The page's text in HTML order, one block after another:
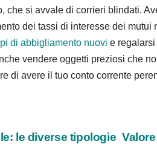
che si avvale di corrieri blindati.
dei tassi di interesse dei
di abbigliamento nuovi e
vendere oggetti preziosi che
di avere il tuo conto corrente
le diverse tipologie